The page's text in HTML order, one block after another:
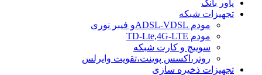
پاور بانک
تجهیزات شبکه
مودم ADSL-VDSLو فیبر نوری
مودم TD-Lte,4G-LTE
سوییچ و کارت شبکه
روتر،اکسس پوینت،تقویت وایرلس
تجهیزات ذخیره سازی